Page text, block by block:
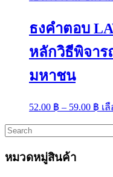
ธงคำตอบ
หลักวิธีพิจา
มหาชน
52.00 ฿ – 59.00 ฿ เ
หมวดหมู่สินค้า